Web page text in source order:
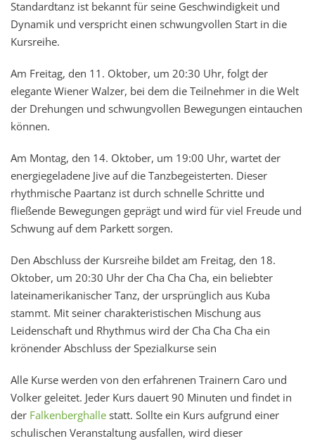
Standardtanz ist bekannt für seine Geschwindigkeit und
Dynamik und verspricht einen schwungvollen Start in die
Kursreihe.
Am Freitag, den 11. Oktober, um 20:30 Uhr, folgt der
elegante Wiener Walzer, bei dem die Teilnehmer in die Welt
der Drehungen und schwungvollen Bewegungen eintauchen
können.
Am Montag, den 14. Oktober, um 19:00 Uhr, wartet der
energiegeladene Jive auf die Tanzbegeisterten. Dieser
rhythmische Paartanz ist durch schnelle Schritte und
fließende Bewegungen geprägt und wird für viel Freude und
Schwung auf dem Parkett sorgen.
Den Abschluss der Kursreihe bildet am Freitag, den 18.
Oktober, um 20:30 Uhr der Cha Cha Cha, ein beliebter
lateinamerikanischer Tanz, der ursprünglich aus Kuba
stammt. Mit seiner charakteristischen Mischung aus
Leidenschaft und Rhythmus wird der Cha Cha Cha ein
krönender Abschluss der Spezialkurse sein
Alle Kurse werden von den erfahrenen Trainern Caro und
Volker geleitet. Jeder Kurs dauert 90 Minuten und findet in
der Falkenberghalle statt. Sollte ein Kurs aufgrund einer
schulischen Veranstaltung ausfallen, wird dieser